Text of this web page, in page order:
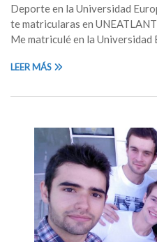
Deporte en la Universidad
te matricularas en
Me matriculé en la Universidad
LEER MÁS